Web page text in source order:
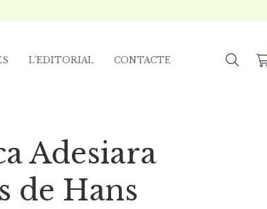
L’EDITORIAL CONTACTE
Adesiara
de Hans